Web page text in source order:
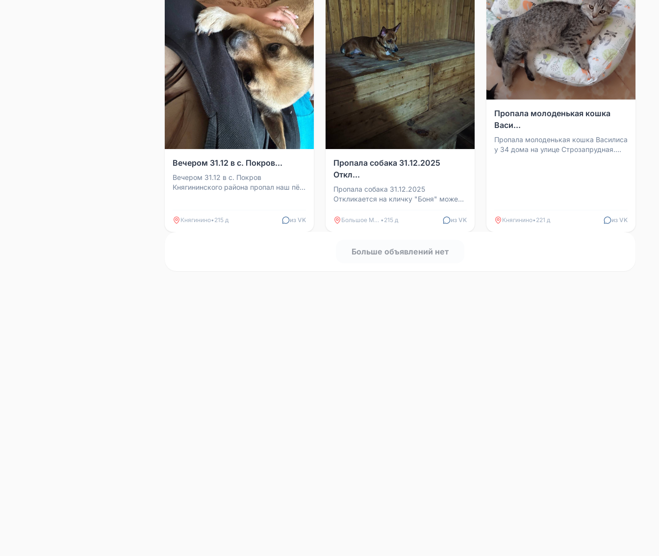
Вечером 31.12 в с. Покров...
Вечером 31.12 в с. Покров
Княгининского района пропал наш пёс,
Княгинино• 215 д из VK
Пропала собака 31.12.2025
Откл...
Пропала собака 31.12.2025
Откликается на кличку "Боня" может
убежать и в Большое Мураш...
Большое Мурашкино • 215 д из VK
Пропала молоденькая кошка
Васи...
Пропала молоденькая кошка Василиса
у 34 дома на улице Строзапрудная.
Княгинино• 221 д из VK
Больше объявлений нет